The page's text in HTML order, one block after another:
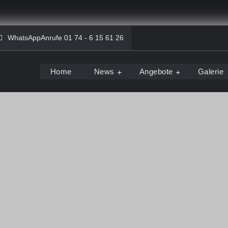
WhatsAppAnrufe 01 74 - 6 15 61 26
Home News Angebote Galerie